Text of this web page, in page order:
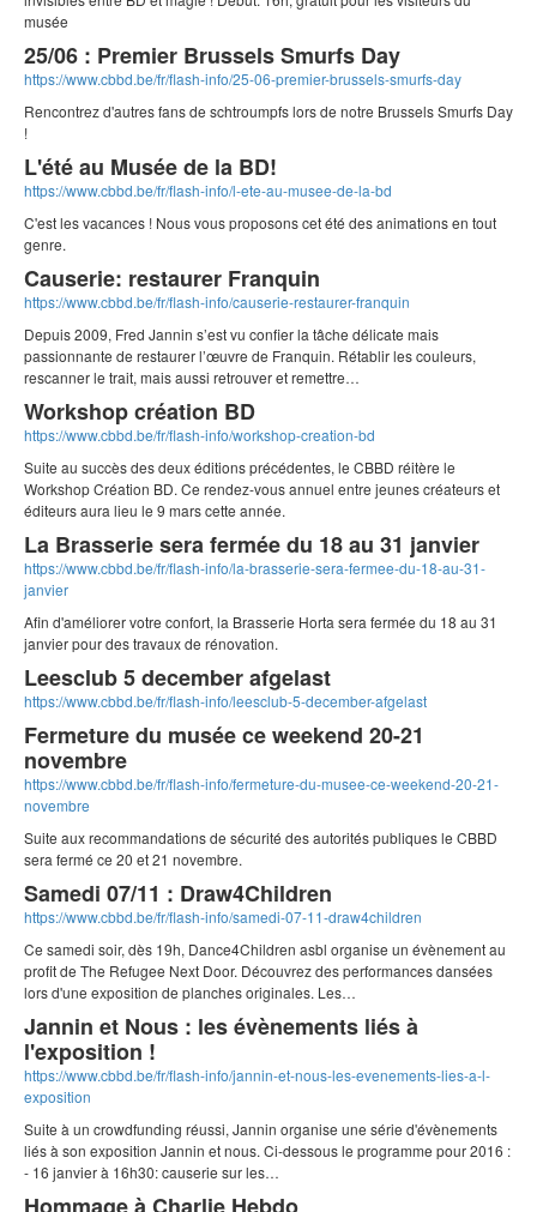
musée
25/06 : Premier Brussels Smurfs Day
https://www.cbbd.be/fr/flash-info/25-06-premier-brussels-smurfs-day
Rencontrez d'autres fans de schtroumpfs lors de notre Brussels Smurfs Day
!
L'été au Musée de la BD!
https://www.cbbd.be/fr/flash-info/l-ete-au-musee-de-la-bd
C'est les vacances ! Nous vous proposons cet été des animations en tout
genre.
Causerie: restaurer Franquin
https://www.cbbd.be/fr/flash-info/causerie-restaurer-franquin
Depuis 2009, Fred Jannin s’est vu confier la tâche délicate mais
passionnante de restaurer l’œuvre de Franquin. Rétablir les couleurs,
rescanner le trait, mais aussi retrouver et remettre…
Workshop création BD
https://www.cbbd.be/fr/flash-info/workshop-creation-bd
Suite au succès des deux éditions précédentes, le CBBD réitère le
Workshop Création BD. Ce rendez-vous annuel entre jeunes créateurs et
éditeurs aura lieu le 9 mars cette année.
La Brasserie sera fermée du 18 au 31 janvier
https://www.cbbd.be/fr/flash-info/la-brasserie-sera-fermee-du-18-au-31-
janvier
Afin d'améliorer votre confort, la Brasserie Horta sera fermée du 18 au 31
janvier pour des travaux de rénovation.
Leesclub 5 december afgelast
https://www.cbbd.be/fr/flash-info/leesclub-5-december-afgelast
Fermeture du musée ce weekend 20-21
novembre
https://www.cbbd.be/fr/flash-info/fermeture-du-musee-ce-weekend-20-21-
novembre
Suite aux recommandations de sécurité des autorités publiques le CBBD
sera fermé ce 20 et 21 novembre.
Samedi 07/11 : Draw4Children
https://www.cbbd.be/fr/flash-info/samedi-07-11-draw4children
Ce samedi soir, dès 19h, Dance4Children asbl organise un évènement au
profit de The Refugee Next Door. Découvrez des performances dansées
lors d'une exposition de planches originales. Les…
Jannin et Nous : les évènements liés à
l'exposition !
https://www.cbbd.be/fr/flash-info/jannin-et-nous-les-evenements-lies-a-l-
exposition
Suite à un crowdfunding réussi, Jannin organise une série d'évènements
liés à son exposition Jannin et nous. Ci-dessous le programme pour 2016 :
- 16 janvier à 16h30: causerie sur les…